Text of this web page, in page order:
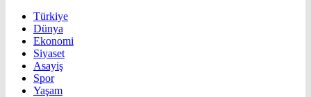
Türkiye
Dünya
Ekonomi
Siyaset
Asayiş
Spor
Yaşam